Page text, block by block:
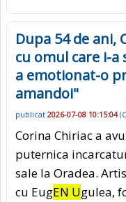
Dupa 54 de ani,
cu omul care i-
a emotionat-o
amandoi"
publicat 2026-07-08 10:15:04(
Corina Chiriac a
puternica
sale la Oradea.
cu EugEN Ugulea,